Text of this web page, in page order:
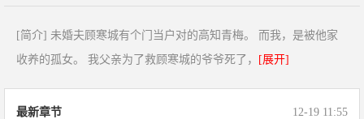
[简介] 未婚夫顾寒城有个门当户对的高知青梅。 而我，是被他家
收养的孤女。 我父亲为了救顾寒城的爷爷死了， [展开]
最新章节 12-19 11:55